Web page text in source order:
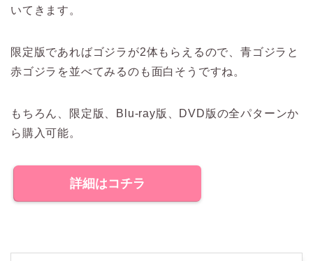
いてきます。
限定版であればゴジラが2体もらえるので、青ゴジラと
赤ゴジラを並べてみるのも面白そうですね。
もちろん、限定版、Blu-ray版、DVD版の全パターンか
ら購入可能。
詳細はコチラ